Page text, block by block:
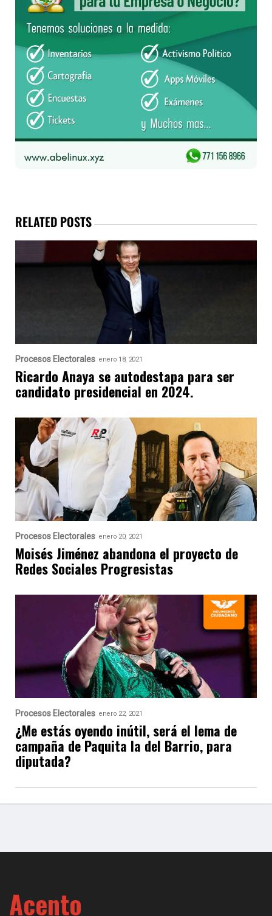
RELATED POSTS
Procesos Electorales enero 18, 2021
Ricardo Anaya se autodestapa para ser
candidato presidencial en 2024.
Procesos Electorales enero 20, 2021
Moisés Jiménez abandona el proyecto de
Redes Sociales Progresistas
Procesos Electorales enero 22, 2021
¿Me estás oyendo inútil, será el lema de
campaña de Paquita la del Barrio, para
diputada?
Acento